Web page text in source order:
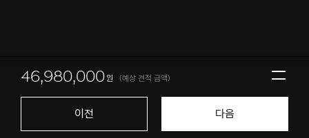
견적서
46,980,000 원 (예상 견적 금액)
이전 다음